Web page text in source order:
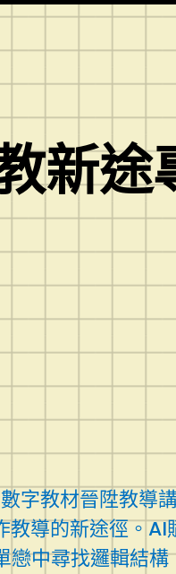
新途
字教材晉陞教導
教導的新途徑。AI
戀中尋找邏輯結